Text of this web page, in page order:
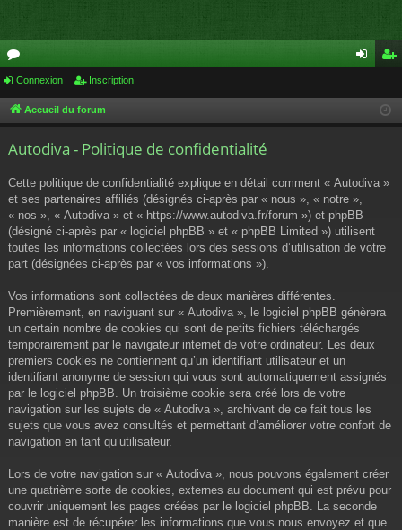
or
u cri
Connexion Inscription
Accueil du forum
Autodiva - Politique de confidentialité
Cette politique de confidentialité explique en détail comment « Autodiva »
et ses partenaires affiliés (désignés ci-après par « nous », « notre »,
« nos », « Autodiva » et « https://www.autodiva.fr/forum ») et phpBB
(désigné ci-après par « logiciel phpBB » et « phpBB Limited ») utilisent
toutes les informations collectées lors des sessions d’utilisation de votre
part (désignées ci-après par « vos informations »).
Vos informations sont collectées de deux manières différentes.
Premièrement, en naviguant sur « Autodiva », le logiciel phpBB génèrera
un certain nombre de cookies qui sont de petits fichiers téléchargés
temporairement par le navigateur internet de votre ordinateur. Les deux
premiers cookies ne contiennent qu’un identifiant utilisateur et un
identifiant anonyme de session qui vous sont automatiquement assignés
par le logiciel phpBB. Un troisième cookie sera créé lors de votre
navigation sur les sujets de « Autodiva », archivant de ce fait tous les
sujets que vous avez consultés et permettant d’améliorer votre confort de
navigation en tant qu’utilisateur.
Lors de votre navigation sur « Autodiva », nous pouvons également créer
une quatrième sorte de cookies, externes au document qui est prévu pour
couvrir uniquement les pages créées par le logiciel phpBB. La seconde
manière est de récupérer les informations que vous nous envoyez et que